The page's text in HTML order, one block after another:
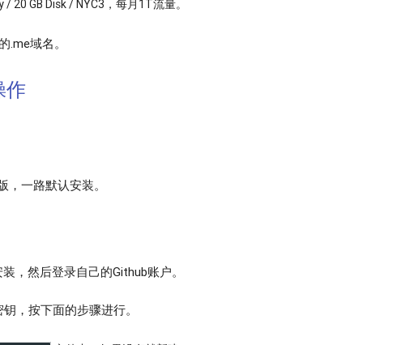
20 GB Disk / NYC3，每月1T流量。
.me域名。
作
，一路默认安装。
，然后登录自己的Github账户。
，按下面的步骤进行。